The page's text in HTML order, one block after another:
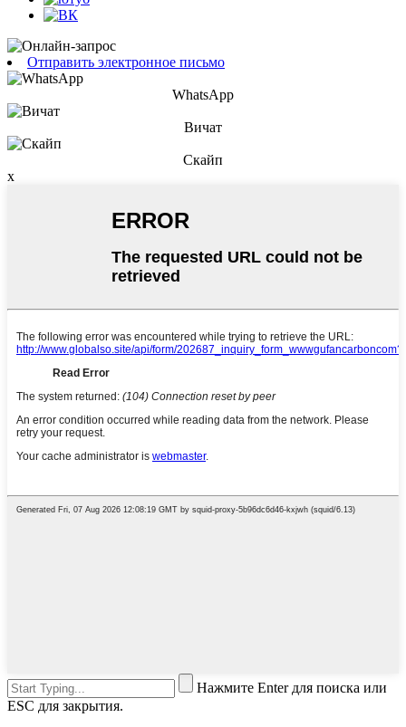
Отправить электронное письмо
WhatsApp
Вичат
Скайп
x
Нажмите Enter для поиска или
ESC для закрытия.